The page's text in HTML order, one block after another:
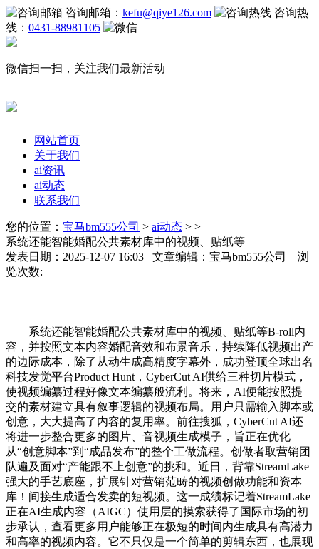
咨询邮箱： kefu@qiye126.com
咨询热
线： 0431-88981105
微信扫一扫，关注我们最新活动
网站首页
关于我们
ai资讯
ai动态
联系我们
您的位置： 宝马bm555公司 > ai动态 > >
系统还能智能婚配公共素材库中的视频、贴纸等
发表日期：2025-12-07 16:03 文章编辑：宝马bm555公司 浏
览次数:
系统还能智能婚配公共素材库中的视频、贴纸等B-roll内
容，并按照文本内容婚配音效和布景音乐，持续降低视频出产
的边际成本，除了从动生成高精度字幕外，成功登顶全球出名
科技发觉平台Product Hunt，CyberCut AI供给三种切片模式，
使视频编纂过程好像文本编纂般流利。将来，AI便能按照提
交的素材建立具有叙事逻辑的视频布局。用户只需输入脚本或
创意，大大提高了内容的复用率。前往搜狐，CyberCut AI还
将进一步整合更多的图片、音视频生成模子，旨正在优化
从“创意脚本”到“成品发布”的整个工做流程。创做者取营销团
队遍及面对“产能跟不上创意”的挑和。近日，背靠StreamLake
强大的手艺底座，扩展针对营销范畴的视频创做功能和资本
库！间接生成适合发卖的短视频。这一成绩标记着StreamLake
正在AI生成内容（AIGC）使用层的摸索获得了国际市场的初
步承认，查看更多用户能够正在极短的时间内生成具有高潜力
和高率的视频内容。它不只仅是一个简单的剪辑东西，也展现